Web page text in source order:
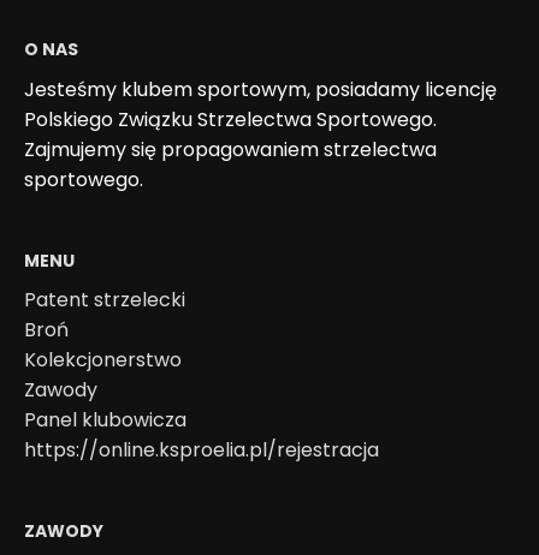
O NAS
Jesteśmy klubem sportowym, posiadamy licencję
Polskiego Związku Strzelectwa Sportowego.
Zajmujemy się propagowaniem strzelectwa
sportowego.
MENU
Patent strzelecki
Broń
Kolekcjonerstwo
Zawody
Panel klubowicza
https://online.ksproelia.pl/rejestracja
ZAWODY